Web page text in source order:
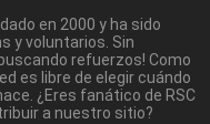
en 2000 y ha sido
y voluntarios. Sin
refuerzos! Como
es libre de elegir cuándo
¿Eres fanático de RSC
a nuestro sitio?